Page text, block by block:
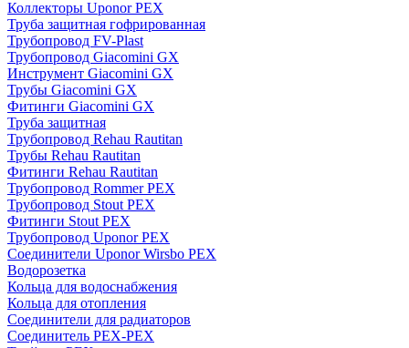
Коллекторы Uponor PEX
Труба защитная гофрированная
Трубопровод FV-Plast
Трубопровод Giacomini GX
Инструмент Giacomini GX
Трубы Giacomini GX
Фитинги Giacomini GX
Труба защитная
Трубопровод Rehau Rautitan
Трубы Rehau Rautitan
Фитинги Rehau Rautitan
Трубопровод Rommer PEX
Трубопровод Stout PEX
Фитинги Stout PEX
Трубопровод Uponor PEX
Соединители Uponor Wirsbo PEX
Водорозетка
Кольца для водоснабжения
Кольца для отопления
Соединители для радиаторов
Соединитель PEX-PEX